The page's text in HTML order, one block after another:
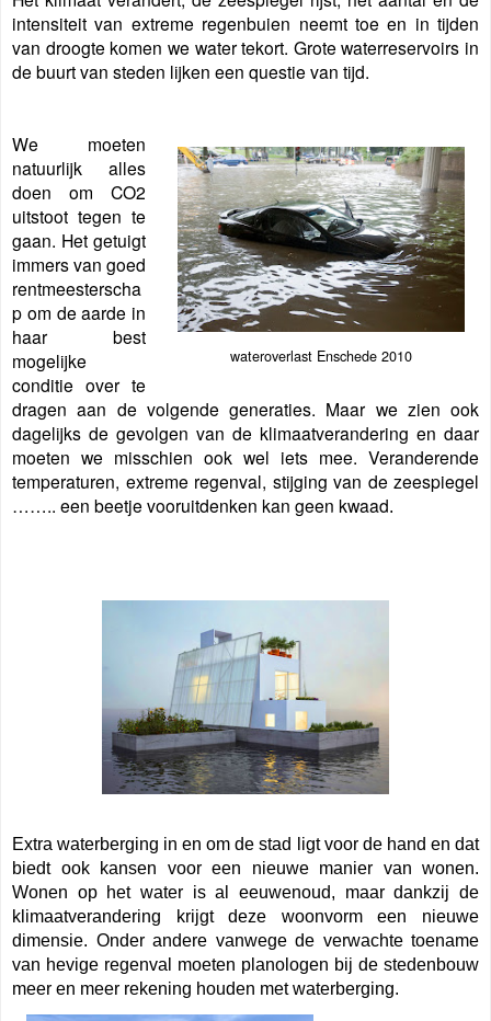
intensiteit van extreme regenbuien neemt toe en in tijden
van droogte komen we water tekort. Grote waterreservoirs in
de buurt van steden lijken een questie van tijd.
wateroverlast Enschede 2010
We moeten
natuurlijk alles
doen om CO2
uitstoot tegen te
gaan. Het getuigt
immers van goed
rentmeesterscha
p om de aarde in
haar best
mogelijke
conditie over te
dragen aan de volgende generaties. Maar we zien ook
dagelijks de gevolgen van de klimaatverandering en daar
moeten we misschien ook wel iets mee. Veranderende
temperaturen, extreme regenval, stijging van de zeespiegel
…….. een beetje vooruitdenken kan geen kwaad.
Extra waterberging in en om de stad ligt voor de hand en dat
biedt ook kansen voor een nieuwe manier van wonen.
Wonen op het water is al eeuwenoud, maar dankzij de
klimaatverandering krijgt deze woonvorm een nieuwe
dimensie. Onder andere vanwege de verwachte toename
van hevige regenval moeten planologen bij de stedenbouw
meer en meer rekening houden met waterberging.